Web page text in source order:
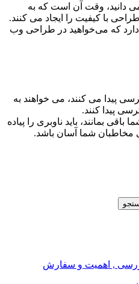
دانید، وقت آن است که به
با کیفیت را ایجاد می کنند.
که می‌خواهید در طراحی وب
پیدا می کنند، می خواهند به
پیدا کنند.
بمانند، باید ناوبری را پیاده
مخاطبان شما آسان باشد.
, اهمیت و سفارش